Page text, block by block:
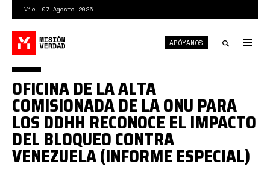
contenido
principal
Vie. 07 Agosto 2026
APÓYANOS
OFICINA DE LA ALTA
COMISIONADA DE LA ONU PARA
LOS DDHH RECONOCE EL IMPACTO
DEL BLOQUEO CONTRA
VENEZUELA (INFORME ESPECIAL)